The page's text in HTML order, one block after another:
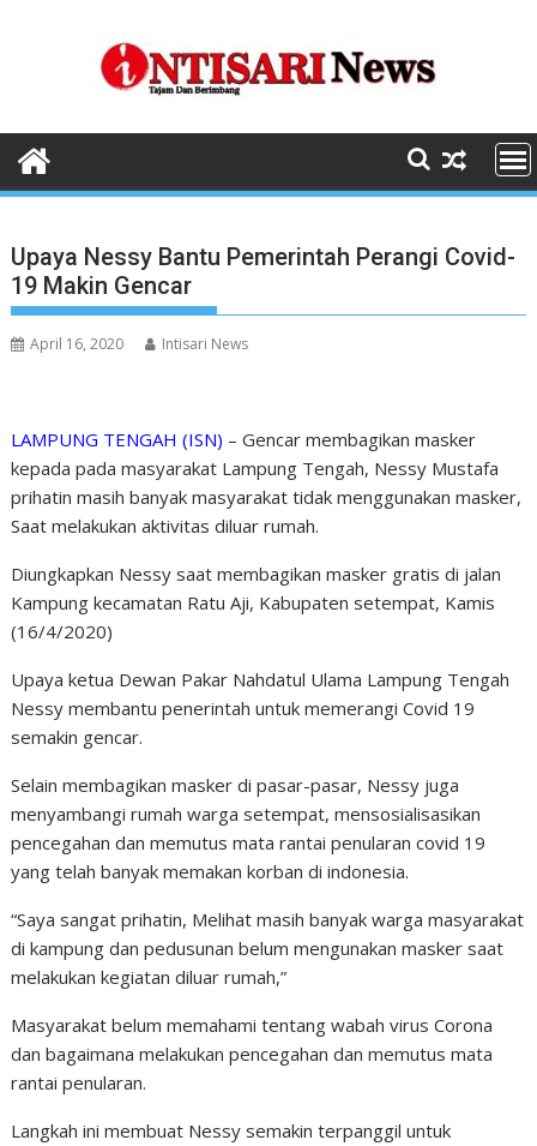
Upaya Nessy Bantu Pemerintah Perangi Covid-
19 Makin Gencar
April 16, 2020 Intisari News
LAMPUNG TENGAH (ISN) – Gencar membagikan masker
kepada pada masyarakat Lampung Tengah, Nessy Mustafa
prihatin masih banyak masyarakat tidak menggunakan masker,
Saat melakukan aktivitas diluar rumah.
Diungkapkan Nessy saat membagikan masker gratis di jalan
Kampung kecamatan Ratu Aji, Kabupaten setempat, Kamis
(16/4/2020)
Upaya ketua Dewan Pakar Nahdatul Ulama Lampung Tengah
Nessy membantu penerintah untuk memerangi Covid 19
semakin gencar.
Selain membagikan masker di pasar-pasar, Nessy juga
menyambangi rumah warga setempat, mensosialisasikan
pencegahan dan memutus mata rantai penularan covid 19
yang telah banyak memakan korban di indonesia.
“Saya sangat prihatin, Melihat masih banyak warga masyarakat
di kampung dan pedusunan belum mengunakan masker saat
melakukan kegiatan diluar rumah,”
Masyarakat belum memahami tentang wabah virus Corona
dan bagaimana melakukan pencegahan dan memutus mata
rantai penularan.
Langkah ini membuat Nessy semakin terpanggil untuk